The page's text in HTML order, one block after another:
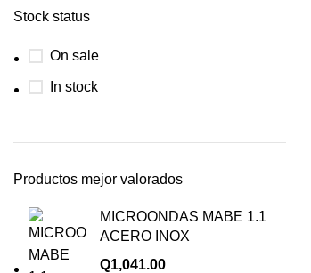
Stock status
On sale
In stock
Productos mejor valorados
MICROONDAS MABE 1.1
ACERO INOX
Q1,041.00